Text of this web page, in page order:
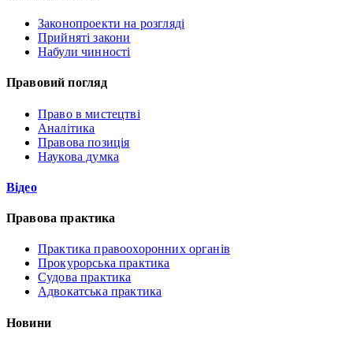
Законопроекти на розгляді
Прийняті закони
Набули чинності
Правовий погляд
Право в мистецтві
Аналітика
Правова позиція
Наукова думка
Відео
Правова практика
Практика правоохоронних органів
Прокурорська практика
Судова практика
Адвокатська практика
Новини